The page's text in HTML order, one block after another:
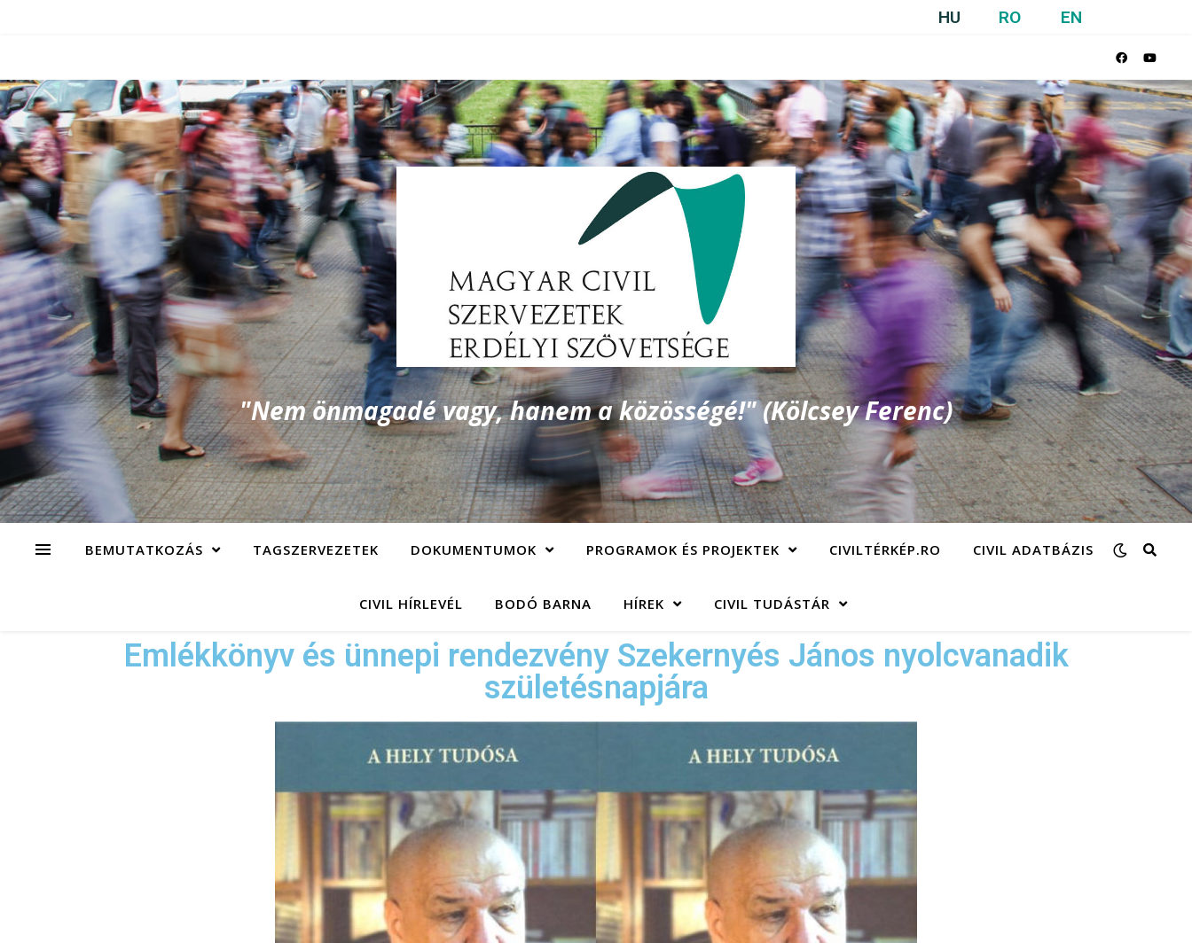
HU RO EN
"Nem önmagadé vagy, hanem a közösségé!" (Kölcsey Ferenc)
BEMUTATKOZÁS TAGSZERVEZETEK DOKUMENTUMOK PROGRAMOK ÉS PROJEKTEK CIVILTÉRKÉP.RO CIVIL ADATBÁZIS
CIVIL HÍRLEVÉL BODÓ BARNA HÍREK CIVIL TUDÁSTÁR
Emlékkönyv és ünnepi rendezvény Szekernyés János nyolcvanadik
születésnapjára